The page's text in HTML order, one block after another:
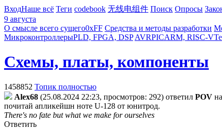
ВходНаше всё Теги codebook 无线电组件 Поиск Опросы
9 августа
О смысле всего сущего0xFF Средства и методы разработки
МикроконтроллерыPLD, FPGA, DSP AVRPICARM, RISC-V
Схемы, платы, компоненты
1458852 Топик полностью
Alex68 (25.08.2024 22:23, просмотров: 292) ответил POV на
почитай апликейшн ноте U-128 от юнитрод.
There's no fate but what we make for ourselves
Ответить